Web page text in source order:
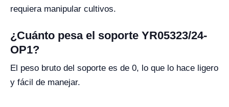
requiera manipular cultivos.
¿Cuánto pesa el soporte YR05323/24-
OP1?
El peso bruto del soporte es de 0, lo que lo hace ligero
y fácil de manejar.